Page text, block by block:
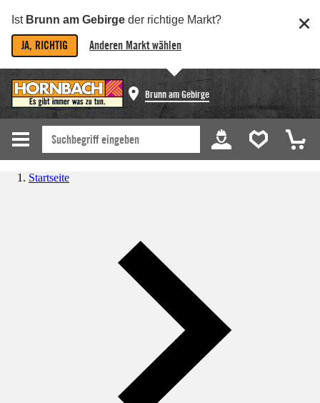
Ist Brunn am Gebirge der richtige Markt?
JA, RICHTIG Anderen Markt wählen
Brunn am Gebirge
Startseite